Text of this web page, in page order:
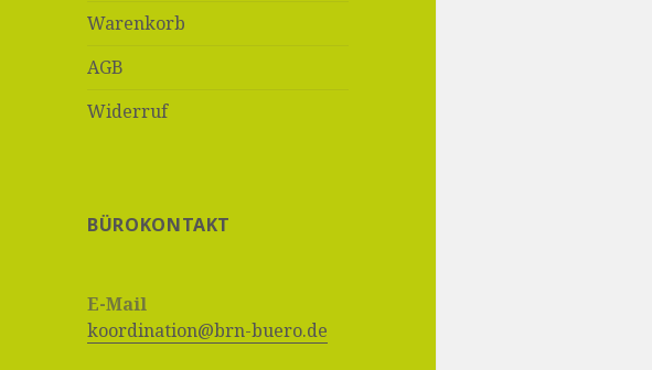
Warenkorb
AGB
Widerruf
BÜROKONTAKT
E-Mail
koordination@brn-buero.de